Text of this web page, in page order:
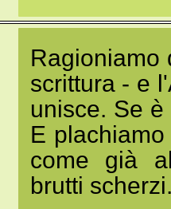
Ragioniamo
scrittura - e
unisce. Se
E
come già
brutti